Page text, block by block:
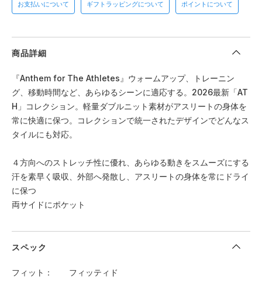
お支払いについて ギフトラッピングについて ポイントについて
商品詳細
『Anthem for The Athletes』ウォームアップ、トレーニン
グ、移動時間など、あらゆるシーンに適応する。2026最新「AT
H」コレクション。軽量ダブルニット素材がアスリートの身体を
常に快適に保つ。コレクションで統一されたデザインでどんなス
タイルにも対応。
４方向へのストレッチ性に優れ、あらゆる動きをスムーズにする
汗を素早く吸収、外部へ発散し、アスリートの身体を常にドライ
に保つ
両サイドにポケット
スペック
フィット
フィッティド